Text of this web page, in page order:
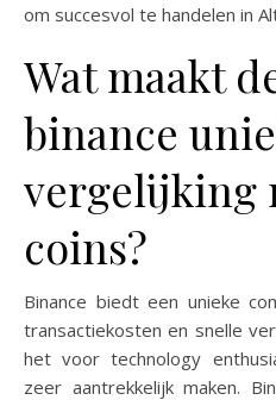
om succesvol te handelen in
Wat maakt
binance
vergelijking
coins?
Binance biedt een unieke
transactiekosten en snelle
het voor technology
zeer aantrekkelijk maken.